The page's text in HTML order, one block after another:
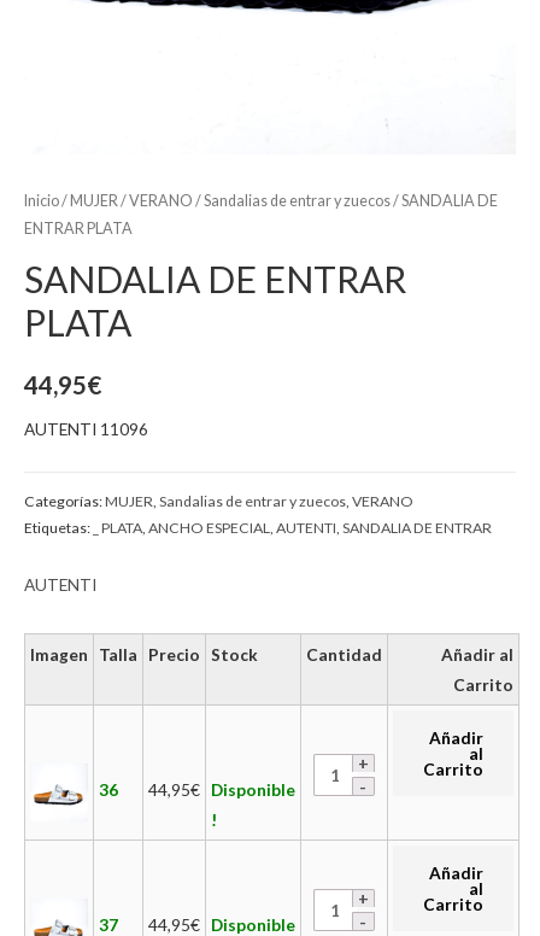
Inicio/ MUJER /VERANO /Sandalias de entrar y zuecos/ SANDALIA DE
ENTRAR PLATA
SANDALIA DE ENTRAR
PLATA
44,95€
AUTENTI 11096
Categorías:MUJER Sandalias de entrar y zuecos VERANO
Etiquetas: _ PLATA ANCHO ESPECIAL AUTENTI SANDALIA DE ENTRAR
AUTENTI
Imagen Talla Precio Stock Cantidad
Añadir al
Carrito
36 44,95€ Disponible
!
Añadir
al
Carrito
37 44,95€ Disponible
Añadir
al
Carrito